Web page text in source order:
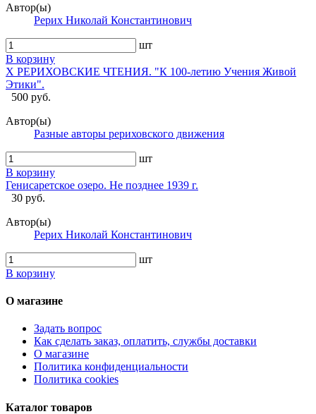
Автор(ы)
Рерих Николай Константинович
шт
В корзину
X РЕРИХОВСКИЕ ЧТЕНИЯ. "К 100-летию Учения Живой
Этики".
500 руб.
Автор(ы)
Разные авторы рериховского движения
шт
В корзину
Генисаретское озеро. Не позднее 1939 г.
30 руб.
Автор(ы)
Рерих Николай Константинович
шт
В корзину
О магазине
Задать вопрос
Как сделать заказ, оплатить, службы доставки
О магазине
Политика конфиденциальности
Политика cookies
Каталог товаров